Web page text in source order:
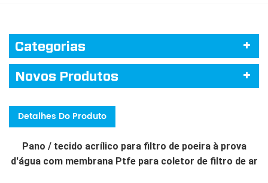
Categorias
Novos Produtos
Detalhes Do Produto
Pano / tecido acrílico para filtro de poeira à prova
d'água com membrana Ptfe para coletor de filtro de ar